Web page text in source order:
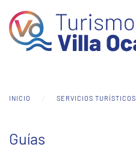
Skip to main content
INICIO SERVICIOS TURÍSTICOS
Guías